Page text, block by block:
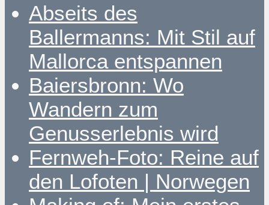
Abseits des
Ballermanns: Mit Stil auf
Mallorca entspannen
Baiersbronn: Wo
Wandern zum
Genusserlebnis wird
Fernweh-Foto: Reine auf
den Lofoten | Norwegen